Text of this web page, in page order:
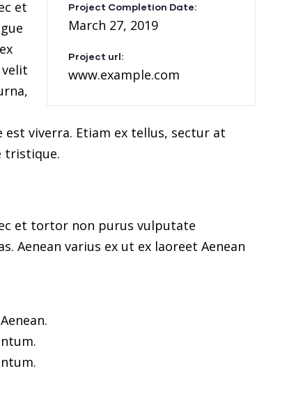
Project Completion Date:
March 27, 2019
Project url:
www.example.com
et
viverra. Etiam ex tellus, sectur at
tristique.
et tortor non purus vulputate
Aenean varius ex ut ex laoreet Aenean